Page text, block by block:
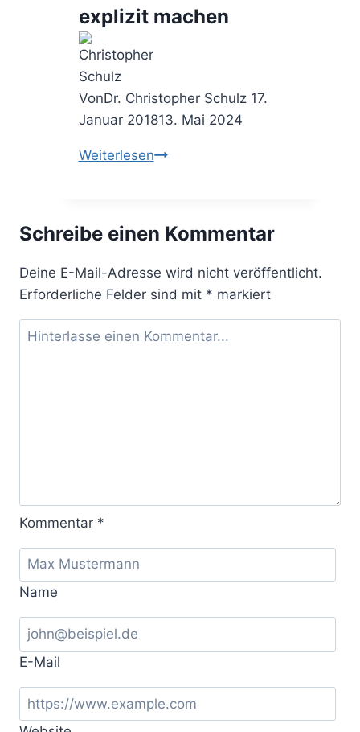
sorgen
explizit machen
VonDr. Christopher Schulz 17.
Januar 201813. Mai 2024
WeiterlesenDie
die
Schreibe einen Kommentar
Deine E-Mail-Adresse wird nicht veröffentlicht.
Erforderliche Felder sind mit * markiert
Kommentar *
Name
E-Mail